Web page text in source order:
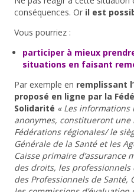
conséquences. Or il est
Vous pourriez :
participer à mieux
situations en faisant
Par exemple en remplissant
proposé en ligne par la
Solidarité « Les
anonymes, constitueront une
Fédérations régionales/ le
Générale de la Santé et les
Caisse primaire d’assurance
des droits, les professionnels
des Professionnels de Santé,